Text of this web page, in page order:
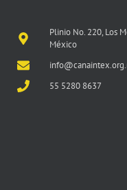
Plinio No. 220, Los
México
55 5280 8637